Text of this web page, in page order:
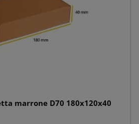
marrone D70 180x120x40